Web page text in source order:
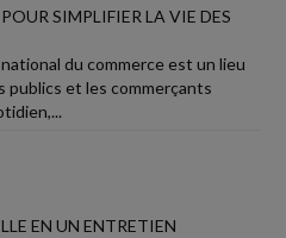
SIMPLIFIER LA VIE DES
du commerce est un lieu
publics et les commerçants
EN UN ENTRETIEN